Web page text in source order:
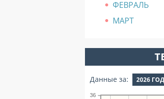
ФЕВРАЛЬ
МАРТ
Данные за: 2026 ГОД
36